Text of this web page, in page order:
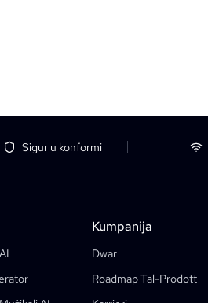
Sigur u konformi
Kumpanija
Dwar
Roadmap Tal-Prodott